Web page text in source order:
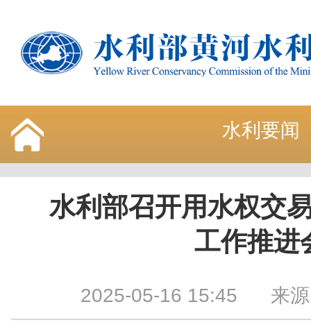
水利要闻
水利部召开用水权交
工作推进
2025-05-16 15:45 来源